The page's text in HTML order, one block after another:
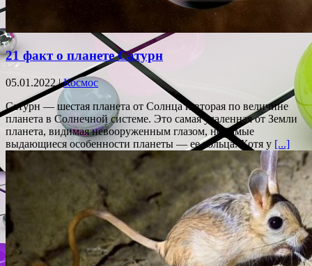
21 факт о планете Сатурн
05.01.2022 |Космос
Сатурн — шестая планета от Солнца и вторая по величине
планета в Солнечной системе. Это самая удаленная от Земли
планета, видимая невооруженным глазом, но самые
выдающиеся особенности планеты — ее кольца. Хотя у [...]